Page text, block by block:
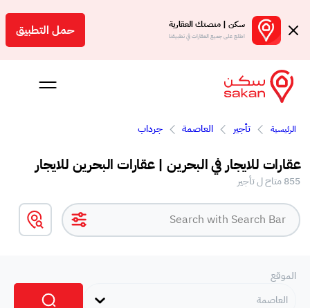
سكن | منصتك العقارية
اطلع على جميع العقارات في تطبيقنا حمل التطبيق
بالعمولة
الرئيسية تأجير العاصمة جرداب
عقارات للايجار في البحرين | عقارات البحرين للايجار
855 متاح ل تأجير
الموقع
العاصمة